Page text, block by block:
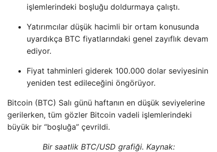
işlemlerindeki boşluğu doldurmaya çalıştı.
Yatırımcılar düşük hacimli bir ortam konusunda
uyardıkça BTC fiyatlarındaki genel zayıflık devam
ediyor.
Fiyat tahminleri giderek 100.000 dolar seviyesinin
yeniden test edileceğini öngörüyor.
Bitcoin (BTC) Salı günü haftanın en düşük seviyelerine
gerilerken, tüm gözler Bitcoin vadeli işlemlerindeki
büyük bir “boşluğa” çevrildi.
Bir saatlik BTC/USD grafiği. Kaynak: